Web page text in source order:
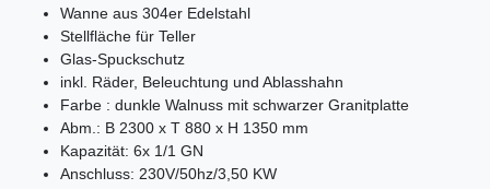
Wanne aus 304er Edelstahl
Stellfläche für Teller
Glas-Spuckschutz
inkl. Räder, Beleuchtung und Ablasshahn
Farbe : dunkle Walnuss mit schwarzer Granitplatte
Abm.: B 2300 x T 880 x H 1350 mm
Kapazität: 6x 1/1 GN
Anschluss: 230V/50hz/3,50 KW